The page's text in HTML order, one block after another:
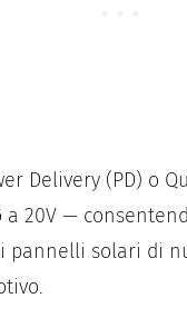
Delivery (PD) o
a 20V —
pannelli solari di